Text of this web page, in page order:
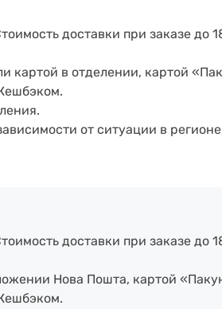
доставки при заказе до
картой в отделении, картой
от ситуации в
доставки при заказе до
Нова Пошта, картой